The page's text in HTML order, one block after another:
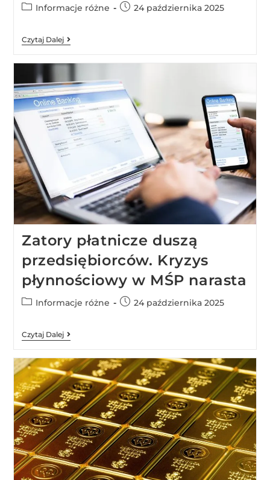
Informacje różne 24 października 2025
Czytaj Dalej
Zatory płatnicze duszą
przedsiębiorców. Kryzys
płynnościowy w MŚP narasta
Informacje różne 24 października 2025
Czytaj Dalej